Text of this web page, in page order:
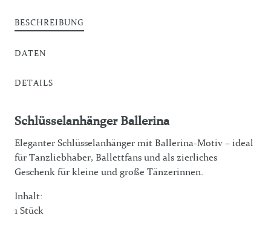
BESCHREIBUNG
DATEN
DETAILS
Schlüsselanhänger Ballerina
Eleganter Schlüsselanhänger mit Ballerina-Motiv – ideal
für Tanzliebhaber, Ballettfans und als zierliches
Geschenk für kleine und große Tänzerinnen.
Inhalt:
1 Stück